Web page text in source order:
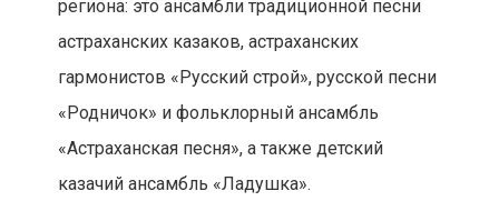
региона: это ансамбли традиционной песни
астраханских казаков, астраханских
гармонистов «Русский строй», русской песни
«Родничок» и фольклорный ансамбль
«Астраханская песня», а также детский
казачий ансамбль «Ладушка».